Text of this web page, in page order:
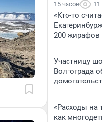
15 часов 11
«Кто-то
200
Участницу
Волгограда
«Расходы на
как